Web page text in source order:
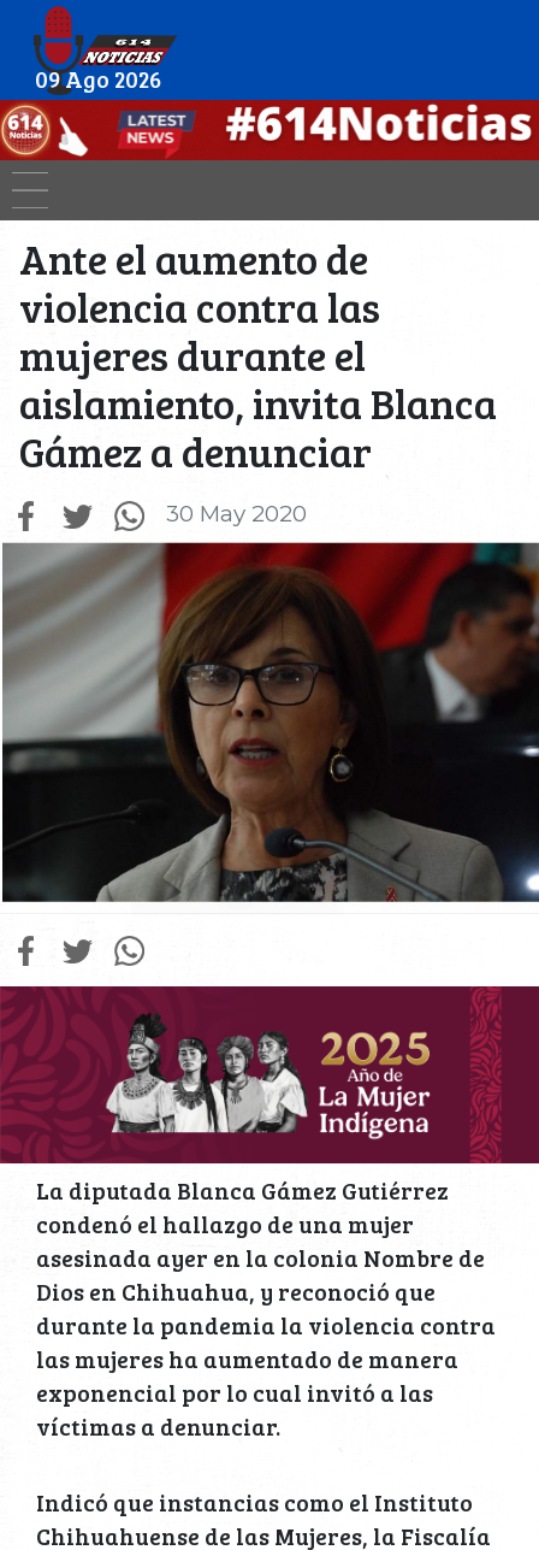
09 Ago 2026
Ante el aumento de
violencia contra las
mujeres durante el
aislamiento, invita Blanca
Gámez a denunciar
30 May 2020
La diputada Blanca Gámez Gutiérrez
condenó el hallazgo de una mujer
asesinada ayer en la colonia Nombre de
Dios en Chihuahua, y reconoció que
durante la pandemia la violencia contra
las mujeres ha aumentado de manera
exponencial por lo cual invitó a las
víctimas a denunciar.
Indicó que instancias como el Instituto
Chihuahuense de las Mujeres, la Fiscalía